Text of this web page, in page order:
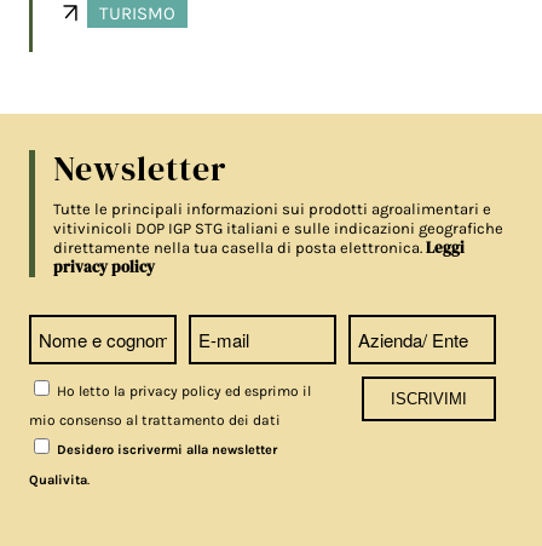
TURISMO
Newsletter
Tutte le principali informazioni sui prodotti agroalimentari e
vitivinicoli DOP IGP STG italiani e sulle indicazioni geografiche
direttamente nella tua casella di posta elettronica.Leggi
privacy policy
Ho letto la privacy policy ed esprimo il
mio consenso al trattamento dei dati
Desidero iscrivermi alla newsletter
Qualivita